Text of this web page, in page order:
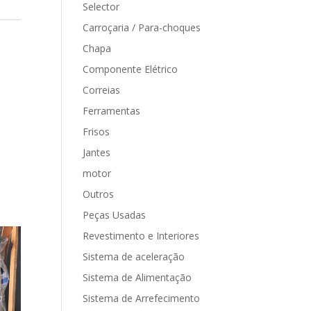
Selector
Carroçaria / Para-choques
Chapa
Componente Elétrico
Correias
Ferramentas
Frisos
Jantes
motor
Outros
Peças Usadas
Revestimento e Interiores
Sistema de aceleração
Sistema de Alimentação
Sistema de Arrefecimento